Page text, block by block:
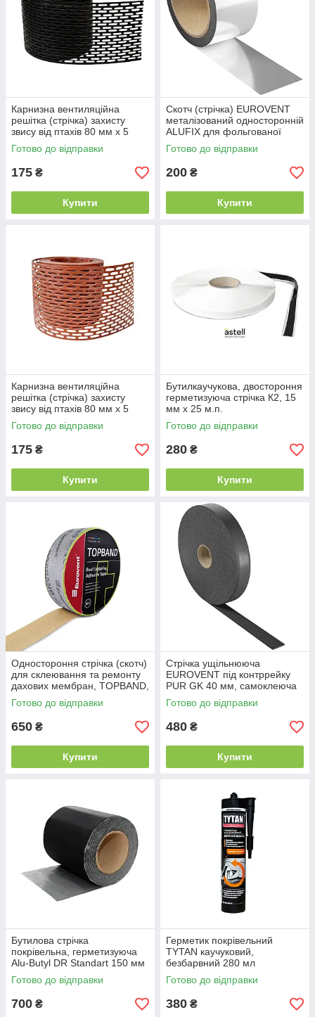
Карнизна вентиляційна
решітка (стрічка) захисту
звису від птахів 80 мм х 5
м.п., RAL 9005 чорна
Готово до відправки
175 ₴
Купити
Скотч (стрічка) EUROVENT
металізований односторонній
ALUFIX для фольгованої
пароізоляції 75 мм х 50 м.п
Готово до відправки
200 ₴
Купити
Карнизна вентиляційна
решітка (стрічка) захисту
звису від птахів 80 мм х 5
м.п., RAL 8004 теракотова
Готово до відправки
175 ₴
Купити
Бутилкаучукова, двостороння
герметизуюча стрічка К2, 15
мм х 25 м.п.
Готово до відправки
280 ₴
Купити
Одностороння стрічка (скотч)
для склеювання та ремонту
дахових мембран, TOPBAND,
50 мм х 25 м.п.
Готово до відправки
650 ₴
Купити
Стрічка ущільнююча
EUROVENT під контррейку
PUR GK 40 мм, самоклеюча
покрівельна, 30,0 м
Готово до відправки
480 ₴
Купити
Бутилова стрічка
покрівельна, герметизуюча
Alu-Butyl DR Standart 150 мм
х 10 м.п. RAL 7016 графітова
Готово до відправки
700 ₴
Герметик покрівельний
TYTAN каучуковий,
безбарвний 280 мл
Готово до відправки
380 ₴